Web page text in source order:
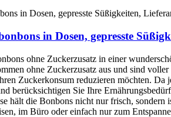
in Dosen, gepresste
ohne Zuckerzusatz in einer
ohne Zuckerzusatz aus und sind
Zuckerkonsum reduzieren möchten.
berücksichtigen Sie Ihre
hält die Bonbons nicht nur frisch,
im Büro oder einfach nur zum